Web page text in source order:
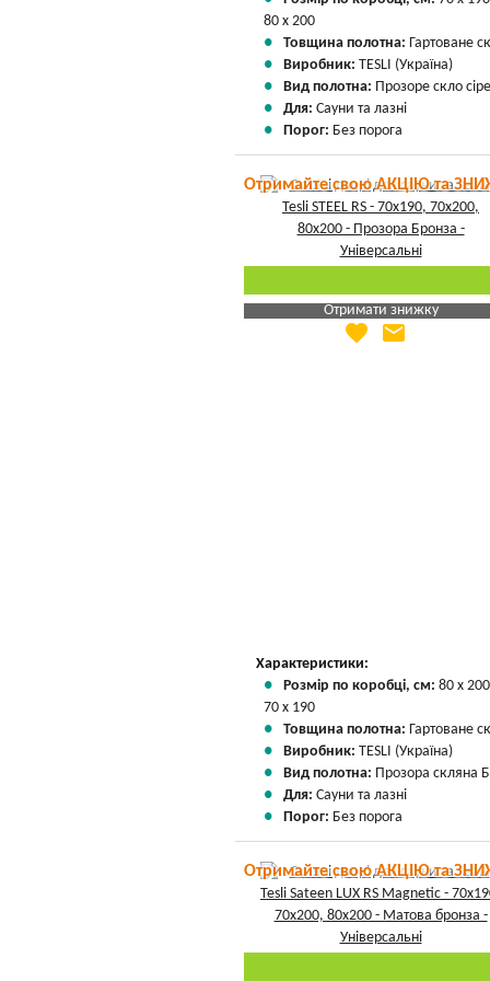
80 х 200
Товщина полотна: Гартоване
Виробник: TESLI (Україна)
Вид полотна: Прозоре скло сіре
Для: Сауни та лазні
Порог: Без порога
Отримайте свою АКЦІЮ та
Отримати знижку
Яка Ваша ціна
favorite email
Характеристики:
Розмір по коробці, см: 80 х
70 х 190
Товщина полотна: Гартоване
Виробник: TESLI (Україна)
Вид полотна: Прозора скляна
Для: Сауни та лазні
Порог: Без порога
Отримайте свою АКЦІЮ та